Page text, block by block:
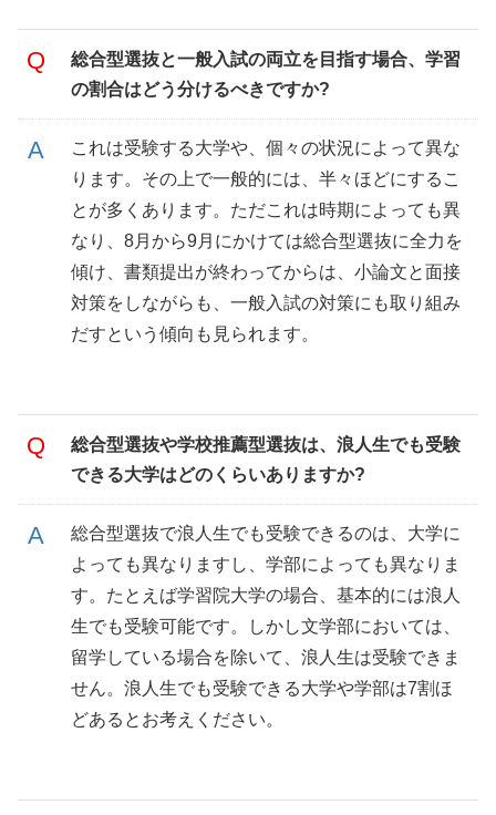
総合型選抜と一般入試の両立を目指す場合、学習
の割合はどう分けるべきですか?
これは受験する大学や、個々の状況によって異な
ります。その上で一般的には、半々ほどにするこ
とが多くあります。ただこれは時期によっても異
なり、8月から9月にかけては総合型選抜に全力を
傾け、書類提出が終わってからは、小論文と面接
対策をしながらも、一般入試の対策にも取り組み
だすという傾向も見られます。
総合型選抜や学校推薦型選抜は、浪人生でも受験
できる大学はどのくらいありますか?
総合型選抜で浪人生でも受験できるのは、大学に
よっても異なりますし、学部によっても異なりま
す。たとえば学習院大学の場合、基本的には浪人
生でも受験可能です。しかし文学部においては、
留学している場合を除いて、浪人生は受験できま
せん。浪人生でも受験できる大学や学部は7割ほ
どあるとお考えください。